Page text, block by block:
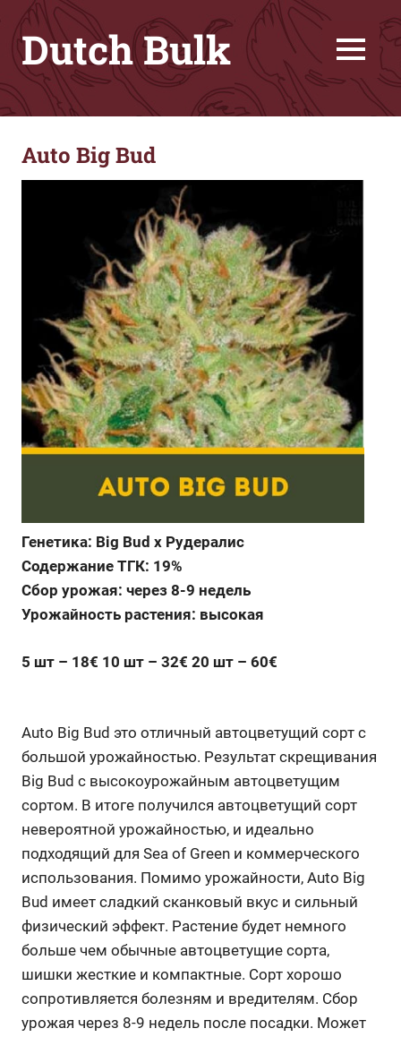
contentDutch Bulk
Great
genetics
friendly
MENU
Auto Big Bud
Генетика: Big Bud x Рудералис
Содержание ТГК: 19%
Сбор урожая: через 8-9 недель
Урожайность растения: высокая
5 шт – 18€ 10 шт – 32€ 20 шт – 60€
Auto Big Bud это отличный автоцветущий сорт с
большой урожайностью. Результат скрещивания
Big Bud с высокоурожайным автоцветущим
сортом. В итоге получился автоцветущий сорт
невероятной урожайностью, и идеально
подходящий для Sea of Green и коммерческого
использования. Помимо урожайности, Auto Big
Bud имеет сладкий сканковый вкус и сильный
физический эффект. Растение будет немного
больше чем обычные автоцветущие сорта,
шишки жесткие и компактные. Сорт хорошо
сопротивляется болезням и вредителям. Сбор
урожая через 8-9 недель после посадки. Может